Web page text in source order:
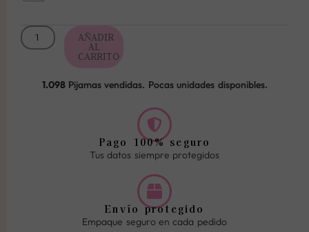
AÑADIR
AL
CARRITO
1.098Pijamas vendidas. Pocas unidades disponibles.
Pago 100% seguro
Tus datos siempre protegidos
Envío protegido
Empaque seguro en cada pedido